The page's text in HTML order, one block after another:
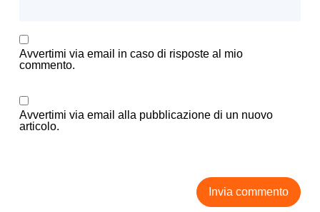
Avvertimi via email in caso di risposte al mio
commento.
Avvertimi via email alla pubblicazione di un nuovo
articolo.